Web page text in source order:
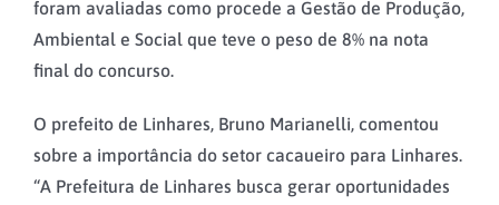
foram avaliadas como procede a Gestão de Produção,
Ambiental e Social que teve o peso de 8% na nota
final do concurso.
O prefeito de Linhares, Bruno Marianelli, comentou
sobre a importância do setor cacaueiro para Linhares.
“A Prefeitura de Linhares busca gerar oportunidades